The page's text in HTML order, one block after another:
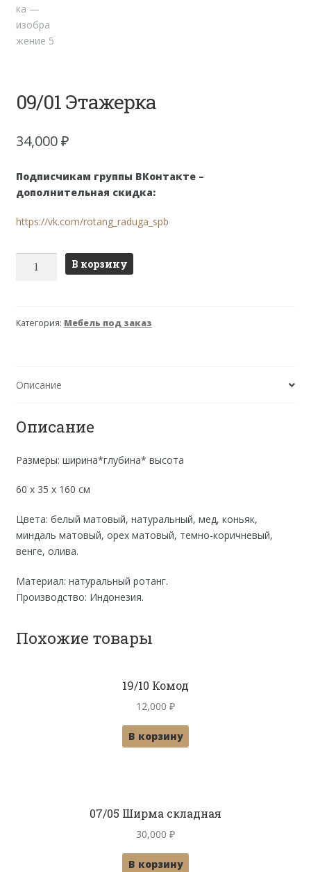
09/01 Этажерка
34,000₽
Подписчикам группы ВКонтакте –
дополнительная скидка:
https://vk.com/rotang_raduga_spb
Количество В корзину
Категория: Мебель под заказ
Описание
Описание
Размеры: ширина*глубина* высота
60 х 35 х 160 см
Цвета: белый матовый, натуральный, мед, коньяк,
миндаль матовый, орех матовый, темно-коричневый,
венге, олива.
Материал: натуральный ротанг.
Производство: Индонезия.
Похожие товары
19/10 Комод
12,000 ₽
В корзину
07/05 Ширма складная
30,000 ₽
В корзину